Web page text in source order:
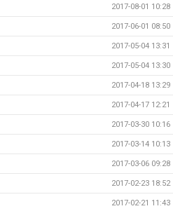
2017-08-01 10:28
2017-06-01 08:50
2017-05-04 13:31
2017-05-04 13:30
2017-04-18 13:29
2017-04-17 12:21
2017-03-30 10:16
2017-03-14 10:13
2017-03-06 09:28
2017-02-23 18:52
2017-02-21 11:43